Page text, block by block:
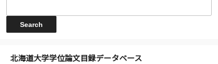
北海道大学学位論文目録データベース